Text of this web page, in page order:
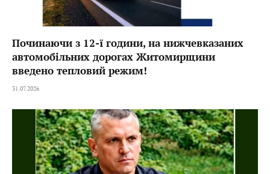
Починаючи з 12-ї години, на нижчевказаних
автомобільних дорогах Житомирщини
введено тепловий режим!
31.07.2026